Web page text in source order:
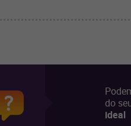
do
ideal